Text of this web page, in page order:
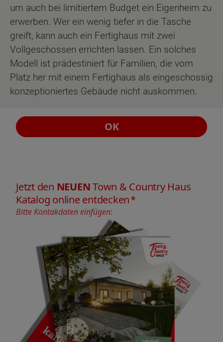
um auch bei limitiertem Budget ein Eigenheim zu
erwerben. Wer ein wenig tiefer in die Tasche
greift, kann auch ein Fertighaus mit zwei
Vollgeschossen errichten lassen. Ein solches
Modell ist prädestiniert für Familien, die vom
Platz her mit einem Fertighaus als eingeschossig
konzeptioniertes Gebäude nicht auskommen.